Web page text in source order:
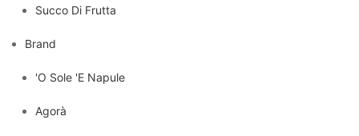
Succo Di Frutta
Brand
'O Sole 'E Napule
Agorà